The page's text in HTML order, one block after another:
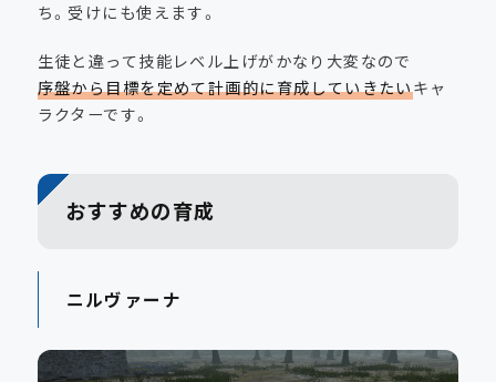
ち。受けにも使えます。
生徒と違って技能レベル上げがかなり大変なので
序盤から目標を定めて計画的に育成していきたいキャ
ラクターです。
おすすめの育成
ニルヴァーナ